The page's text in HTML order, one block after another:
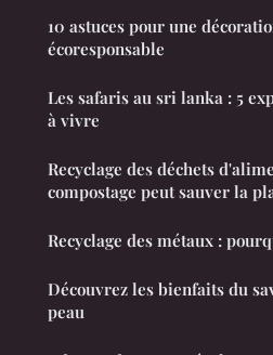
10 astuces pour une
écoresponsable
Les safaris au sri lanka : 5
à vivre
Recyclage des déchets
compostage peut sauver la
Recyclage des métaux :
Découvrez les bienfaits du
peau